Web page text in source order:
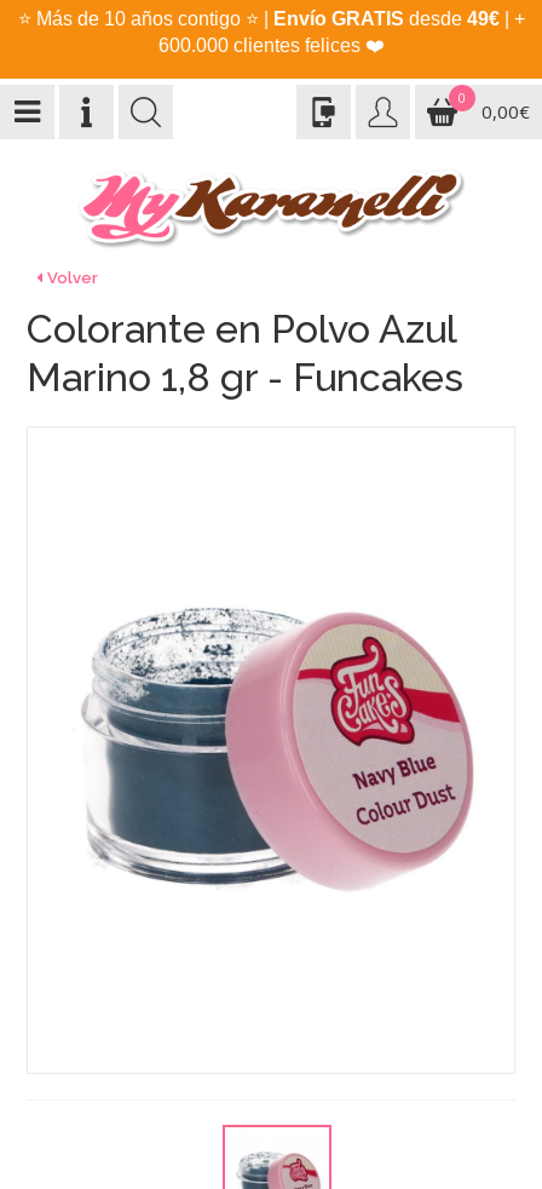
⭐ Más de 10 años contigo ⭐ Envío GRATIS desde 49€| +
600.000 clientes felices ❤️
0
0,00€
Volver
Colorante en Polvo Azul
Marino 1,8 gr - Funcakes